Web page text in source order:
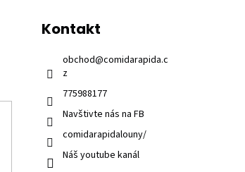
Kontakt
obchod@comidarapida.c
z
775988177
Navštivte nás na FB
comidarapidalouny/
Náš youtube kanál